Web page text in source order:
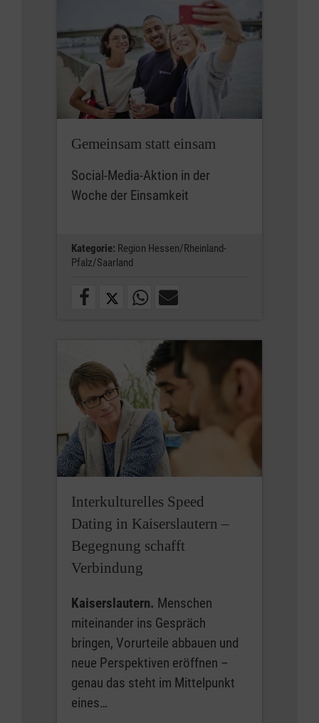
Gemeinsam statt einsam
Social-Media-Aktion in der
Woche der Einsamkeit
Kategorie: Region Hessen/Rheinland-
Pfalz/Saarland
Interkulturelles Speed
Dating in Kaiserslautern –
Begegnung schafft
Verbindung
Kaiserslautern. Menschen
miteinander ins Gespräch
bringen, Vorurteile abbauen und
neue Perspektiven eröffnen –
genau das steht im Mittelpunkt
eines…